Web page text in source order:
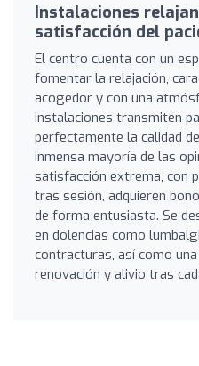
Instalaciones
satisfacción del
El centro cuenta con un
fomentar la relajación,
acogedor y con una
instalaciones transmiten
perfectamente la calidad
inmensa mayoría de las
satisfacción extrema, con
tras sesión, adquieren
de forma entusiasta. Se
en dolencias como
contracturas, así como
renovación y alivio tras